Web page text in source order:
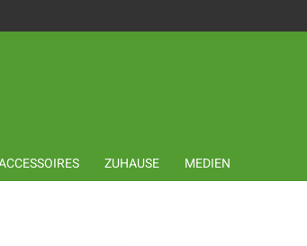
ZUHAUSE MEDIEN